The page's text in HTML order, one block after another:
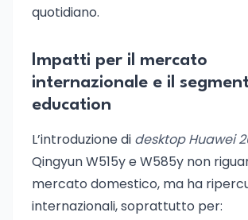
quotidiano.
Impatti per il mercato
internazionale e il
education
L’introduzione di desktop Huawei
Qingyun W515y e W585y non
mercato domestico, ma ha
internazionali, soprattutto per: